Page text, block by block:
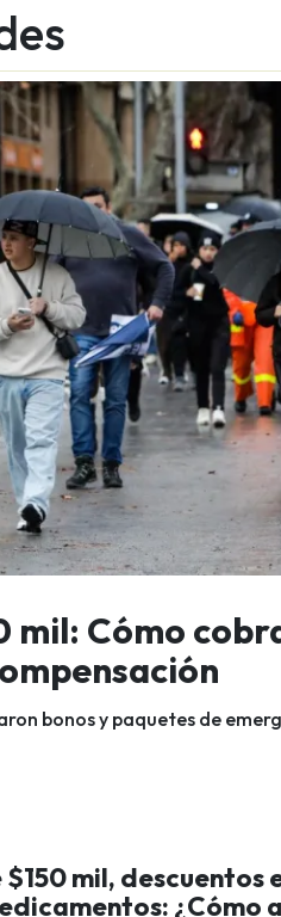
mil: Cómo
bonos y paquetes de
mil, descuentos
¿Cómo